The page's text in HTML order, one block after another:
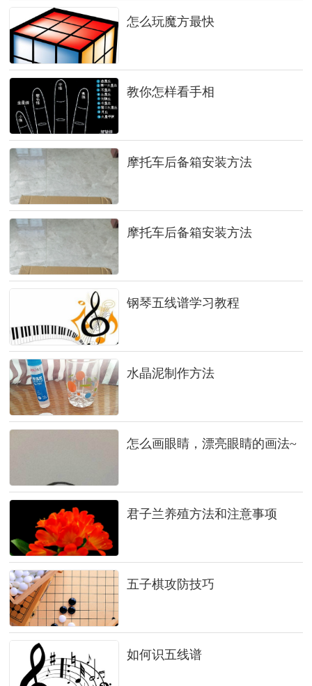
怎么玩魔方最快
教你怎样看手相
摩托车后备箱安装方法
摩托车后备箱安装方法
钢琴五线谱学习教程
水晶泥制作方法
怎么画眼睛，漂亮眼睛的画法~
君子兰养殖方法和注意事项
五子棋攻防技巧
如何识五线谱